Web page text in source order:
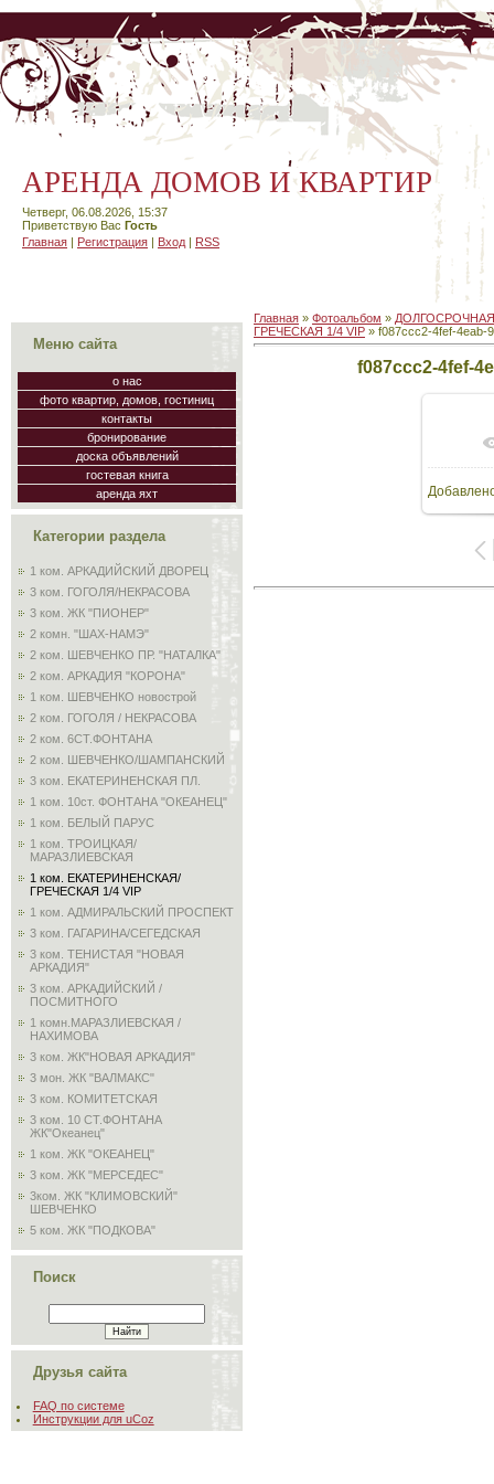
АРЕНДА ДОМОВ И КВАРТИР
Четверг, 06.08.2026, 15:37
Приветствую Вас Гость
Главная | Регистрация | Вход | RSS
Меню сайта
о нас
фото квартир, домов, гостиниц
контакты
бронирование
доска объявлений
гостевая книга
аренда яхт
Категории раздела
1 ком. АРКАДИЙСКИЙ ДВОРЕЦ
3 ком. ГОГОЛЯ/НЕКРАСОВА
3 ком. ЖК "ПИОНЕР"
2 комн. "ШАХ-НАМЭ"
2 ком. ШЕВЧЕНКО ПР. "НАТАЛКА"
2 ком. АРКАДИЯ "КОРОНА"
1 ком. ШЕВЧЕНКО новострой
2 ком. ГОГОЛЯ / НЕКРАСОВА
2 ком. 6СТ.ФОНТАНА
2 ком. ШЕВЧЕНКО/ШАМПАНСКИЙ
3 ком. ЕКАТЕРИНЕНСКАЯ ПЛ.
1 ком. 10ст. ФОНТАНА "ОКЕАНЕЦ"
1 ком. БЕЛЫЙ ПАРУС
1 ком. ТРОИЦКАЯ/
МАРАЗЛИЕВСКАЯ
1 ком. ЕКАТЕРИНЕНСКАЯ/
ГРЕЧЕСКАЯ 1/4 VIP
1 ком. АДМИРАЛЬСКИЙ ПРОСПЕКТ
3 ком. ГАГАРИНА/СЕГЕДСКАЯ
3 ком. ТЕНИСТАЯ "НОВАЯ
АРКАДИЯ"
3 ком. АРКАДИЙСКИЙ /
ПОСМИТНОГО
1 комн.МАРАЗЛИЕВСКАЯ /
НАХИМОВА
3 ком. ЖК"НОВАЯ АРКАДИЯ"
3 мон. ЖК "ВАЛМАКС"
3 ком. КОМИТЕТСКАЯ
3 ком. 10 СТ.ФОНТАНА
ЖК"Океанец"
1 ком. ЖК "ОКЕАНЕЦ"
3 ком. ЖК "МЕРСЕДЕС"
3ком. ЖК "КЛИМОВСКИЙ"
ШЕВЧЕНКО
5 ком. ЖК "ПОДКОВА"
Поиск
Друзья сайта
FAQ по системе
Инструкции для uCoz
Главная » Фотоальбом »
ГРЕЧЕСКАЯ 1/4 VIP » f087ccc2-4fef-4eab-
f087ccc2-4fef-